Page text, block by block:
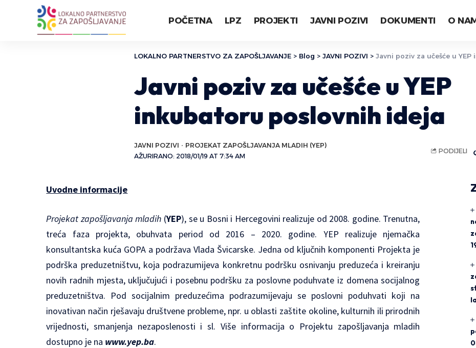
POČETNA LPZ PROJEKTI JAVNI POZIVI DOKUMENTI O
LOKALNO PARTNERSTVO ZA ZAPOŠLJAVANJE > Blog > JAVNI POZIVI > Javni poziv za učešće u YEP
Javni poziv za učešće u YEP
inkubatoru poslovnih ideja
AŽURIRANO: 2018/01/19 AT 7:34 AM
JAVNI POZIVI PROJEKAT ZAPOŠLJAVANJA MLADIH (YEP)
PODIJELI
Uvodne informacije
Projekat zapošljavanja mladih (YEP), se u Bosni i Hercegovini realizuje od 2008. godine. Trenutna,
treća faza projekta, obuhvata period od 2016 – 2020. godine. YEP realizuje njemačka
konsultantska kuća GOPA a podržava Vlada Švicarske. Jedna od ključnih komponenti Projekta je
podrška preduzetništvu, koja podrazumijeva konkretnu podršku osnivanju preduzeća i kreiranju
novih radnih mjesta, uključujući i posebnu podršku za poslovne poduhvate iz domena socijalnog
preduzetništva. Pod socijalnim preduzećima podrazumijevaju se poslovni poduhvati koji na
inovativan način rješavaju društvene probleme, npr. u oblasti zaštite okoline, kulturnih ili prirodnih
vrijednosti, smanjenja nezaposlenosti i sl. Više informacija o Projektu zapošljavanja mladih
dostupno je na www.yep.ba.